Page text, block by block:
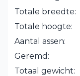
Totale breedte:
Totale hoogte:
Aantal assen:
Geremd:
Totaal gewicht: